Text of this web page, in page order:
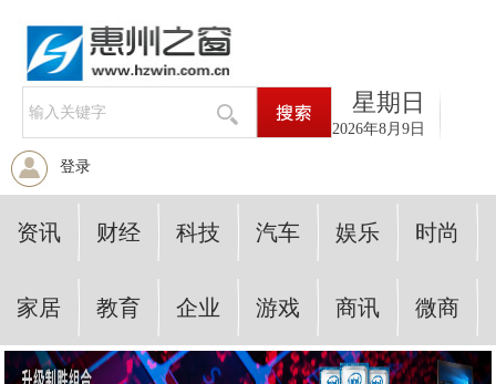
星期日
2026年8月9日
登录
资讯 财经 科技 汽车 娱乐 时尚
家居 教育 企业 游戏 商讯 微商